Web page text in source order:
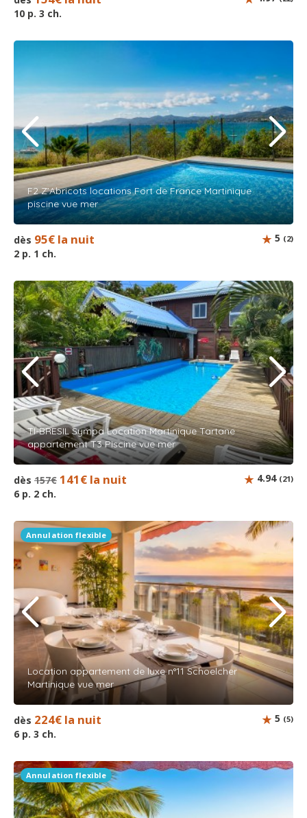
10 p. 3 ch.
F2 Z’Abricots locations Fort de France Martinique
piscine vue mer
dès 95€ la nuit
2 p. 1 ch.
5 (2)
TI-BRESIL Sympa Location Martinique Tartane
appartement T3 Piscine vue mer
dès 157€ 141€ la nuit
6 p. 2 ch.
4.94 (21)
Annulation flexible
Location appartement de luxe n°11 Schoelcher
Martinique vue mer
dès 224€ la nuit
6 p. 3 ch.
5 (5)
Annulation flexible